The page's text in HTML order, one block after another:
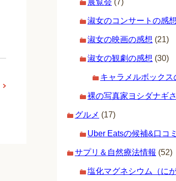
展覧会 (7)
淑女のコンサートの感想
淑女の映画の感想 (21)
淑女の観劇の感想 (30)
キャラメルボックス
裸の写真家ヨシダナギ
グルメ (17)
Uber Eatsの候補&口コ
サプリ＆自然療法情報 (52)
塩化マグネシウム（にが